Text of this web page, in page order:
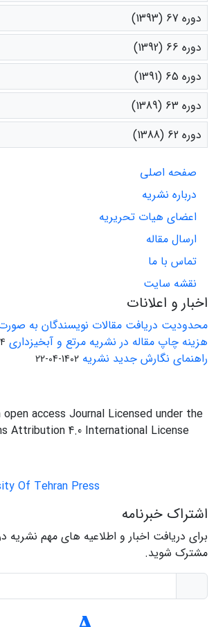
دوره 67 (1393)
دوره 66 (1392)
دوره 65 (1391)
دوره 63 (1389)
دوره 62 (1388)
صفحه اصلی
درباره نشریه
اعضای هیات تحریریه
ارسال مقاله
تماس با ما
نقشه سایت
اخبار و اعلانات
محدودیت دریافت مقالات نویسندگان به صورت
هزینه چاپ مقاله در نشریه مرتع و آبخیزداری
راهنمای نگارش جدید نشریه 1402-04-22
access Journal Licensed under the
Attribution 4.0 International License
Of Tehran Press
اشتراک خبرنامه
برای دریافت اخبار و اطلاعیه های مهم نشریه
مشترک شوید.